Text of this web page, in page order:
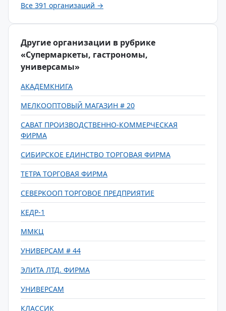
Все 391 организаций →
Другие организации в рубрике
«Супермаркеты, гастрономы,
универсамы»
АКАДЕМКНИГА
МЕЛКООПТОВЫЙ МАГАЗИН # 20
САВАТ ПРОИЗВОДСТВЕННО-КОММЕРЧЕСКАЯ
ФИРМА
СИБИРСКОЕ ЕДИНСТВО ТОРГОВАЯ ФИРМА
ТЕТРА ТОРГОВАЯ ФИРМА
СЕВЕРКООП ТОРГОВОЕ ПРЕДПРИЯТИЕ
КЕДР-1
ММКЦ
УНИВЕРСАМ # 44
ЭЛИТА ЛТД. ФИРМА
УНИВЕРСАМ
КЛАССИК